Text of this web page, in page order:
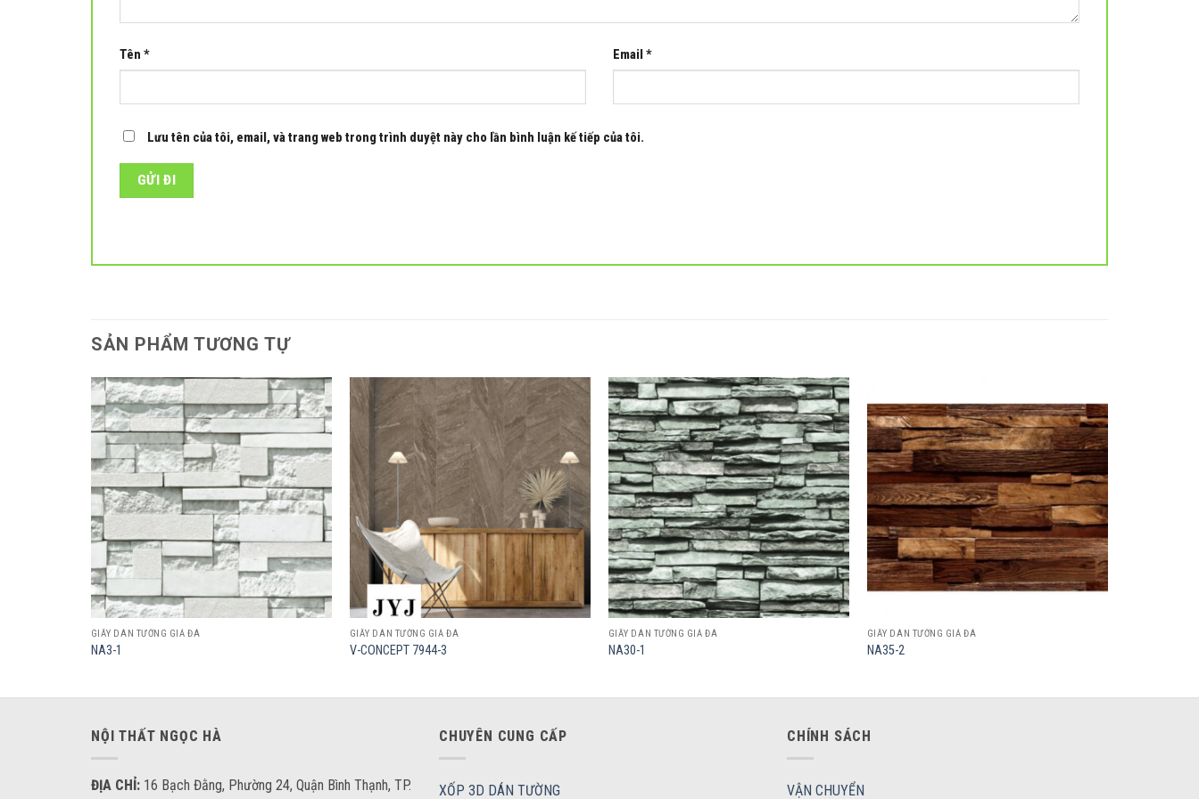
Tên * Email *
Lưu tên của tôi, email, và trang web trong trình duyệt này cho lần bình luận kế tiếp của tôi.
SẢN PHẨM TƯƠNG TỰ
GIẤY DÁN TƯỜNG GIẢ ĐÁ
NA3-1
Add to
wishlist
GIẤY DÁN TƯỜNG GIẢ ĐÁ
V-CONCEPT 7944-3
Add to
wishlist
GIẤY DÁN TƯỜNG GIẢ ĐÁ
NA30-1
Add to
wishlist
GIẤY DÁN TƯỜNG GIẢ ĐÁ
NA35-2
NỘI THẤT NGỌC HÀ
ĐỊA CHỈ: 16 Bạch Đằng, Phường 24, Quận Bình Thạnh, TP.
CHUYÊN CUNG CẤP
XỐP 3D DÁN TƯỜNG
CHÍNH SÁCH
VẬN CHUYỂN